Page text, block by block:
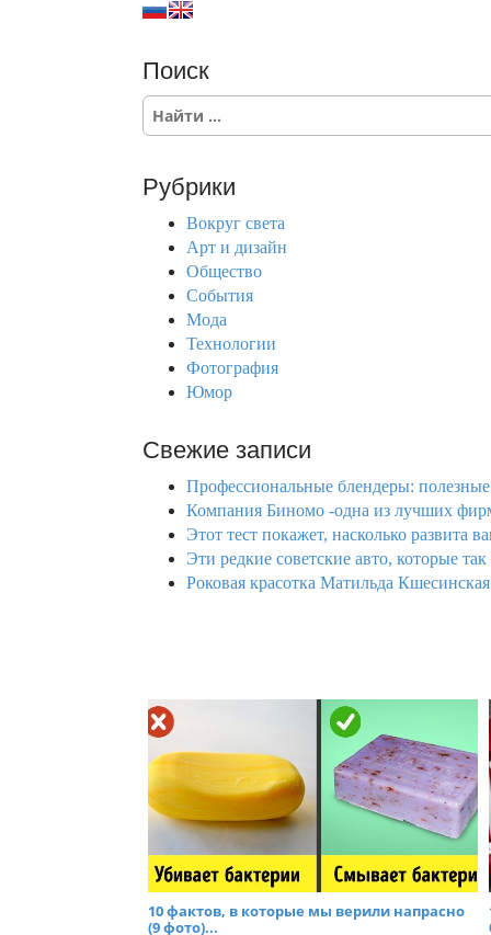
Поиск
S
e
c
Рубрики
Вокруг света
Арт и дизайн
Общество
События
Мода
Технологии
Фотография
Юмор
Свежие записи
Профессиональные блендеры:
Компания Биномо -одна из лучших
Этот тест покажет, насколько развита
Эти редкие советские авто, которые
Роковая красотка Матильда
10 фактов, в которые мы верили напрасно
(9 фото)...